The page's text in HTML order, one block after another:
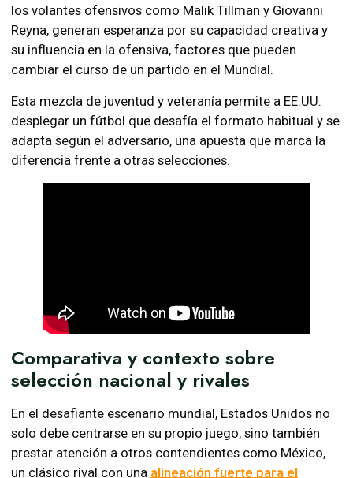
los volantes ofensivos como Malik Tillman y Giovanni
Reyna, generan esperanza por su capacidad creativa y
su influencia en la ofensiva, factores que pueden
cambiar el curso de un partido en el Mundial.
Esta mezcla de juventud y veteranía permite a EE.UU.
desplegar un fútbol que desafía el formato habitual y se
adapta según el adversario, una apuesta que marca la
diferencia frente a otras selecciones.
Comparativa y contexto sobre
selección nacional y rivales
En el desafiante escenario mundial, Estados Unidos no
solo debe centrarse en su propio juego, sino también
prestar atención a otros contendientes como México,
un clásico rival con una alineación fuerte para el